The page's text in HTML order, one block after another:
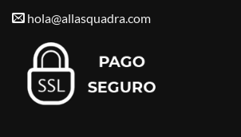
hola@allasquadra.com